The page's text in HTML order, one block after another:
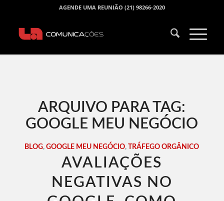
AGENDE UMA REUNIÃO (21) 98266-2020
ARQUIVO PARA TAG:
GOOGLE MEU NEGÓCIO
BLOG,GOOGLE MEU NEGÓCIO,TRÁFEGO ORGÂNICO
AVALIAÇÕES
NEGATIVAS NO